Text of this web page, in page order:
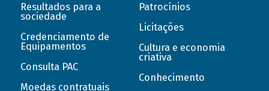
Resultados para a
sociedade
Credenciamento de
Equipamentos
Consulta PAC
Moedas contratuais
Patrocínios
Licitações
Cultura e economia
criativa
Conhecimento